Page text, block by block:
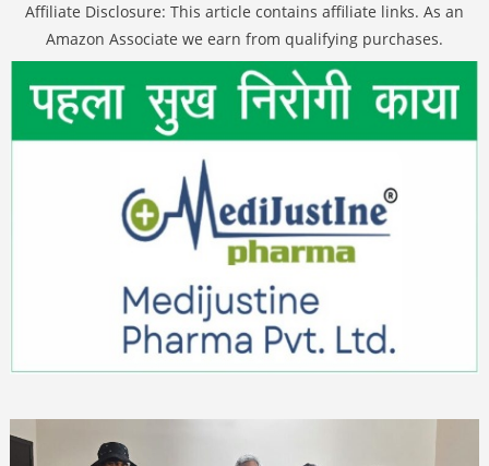
Affiliate Disclosure: This article contains affiliate links. As an
Amazon Associate we earn from qualifying purchases.